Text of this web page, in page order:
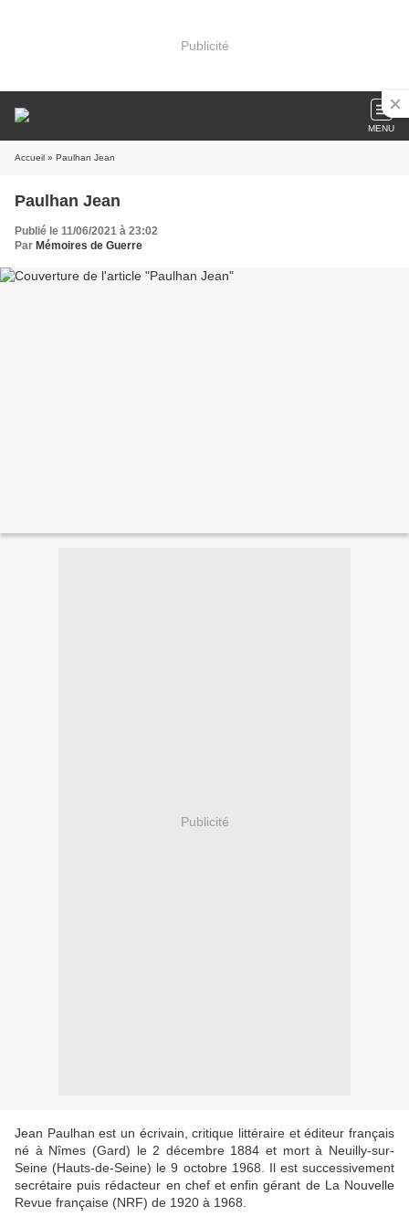
Publicité
MENU
Accueil » Paulhan Jean
Paulhan Jean
Publié le 11/06/2021 à 23:02
Par Mémoires de Guerre
Publicité
Jean Paulhan est un écrivain, critique littéraire et éditeur français
né à Nîmes (Gard) le 2 décembre 1884 et mort à Neuilly-sur-
Seine (Hauts-de-Seine) le 9 octobre 1968. Il est successivement
secrétaire puis rédacteur en chef et enfin gérant de La Nouvelle
Revue française (NRF) de 1920 à 1968.